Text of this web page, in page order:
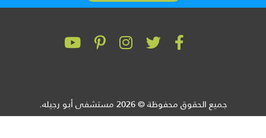
جميع الحقوق محفوظة © 2026 مستشفى أبو رجيله.